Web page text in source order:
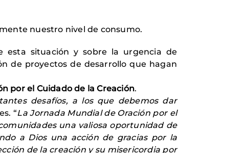
nuestro nivel de consumo.
esta situación y sobre la urgencia de
de proyectos de desarrollo que hagan
por el Cuidado de la Creación.
desafíos, a los que debemos dar
“La Jornada Mundial de Oración por el
una valiosa oportunidad de
a Dios una acción de gracias por la
de la creación y su misericordia por